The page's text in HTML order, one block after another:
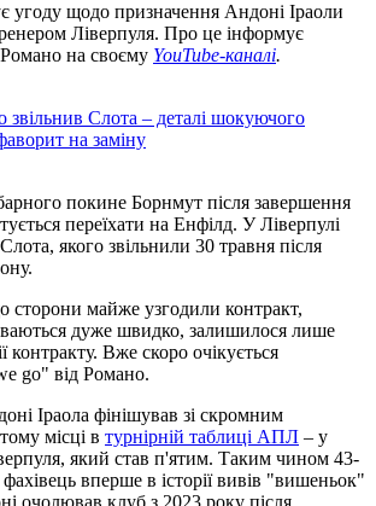
угоду щодо призначення Андоні Іраоли
Ліверпуля. Про це інформує
Романо на своєму YouTube-каналі.
звільнив Слота – деталі шокуючого
на заміну
покине Борнмут після завершення
переїхати на Енфілд. У Ліверпулі
якого звільнили 30 травня після
сторони майже узгодили контракт,
дуже швидко, залишилося лише
контракту. Вже скоро очікується
go" від Романо.
Іраола фінішував зі скромним
місці в турнірній таблиці АПЛ – у
який став п'ятим. Таким чином 43-
вперше в історії вивів "вишеньок"